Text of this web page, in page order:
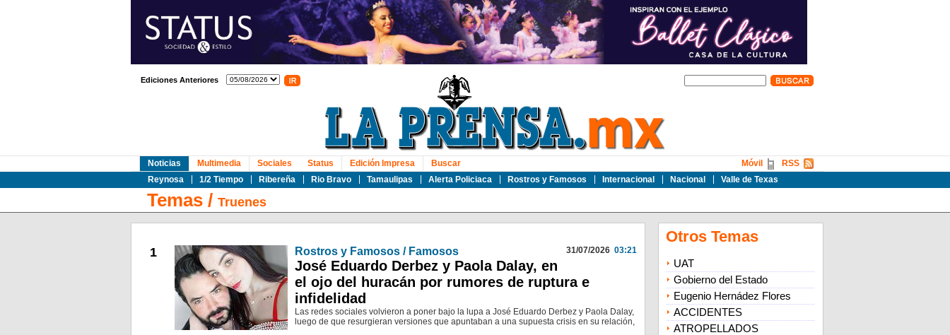
Ediciones Anteriores
Noticias
Reynosa
1/2 Tiempo Ribereña Rio Bravo Tamaulipas Alerta Policiaca Rostros y Famosos Internacional Nacional Valle de Texas
Multimedia Sociales Status Edición Impresa Buscar RSS
Móvil
Temas/ Truenes
1 Rostros y Famosos / Famosos 31/07/202603:21
José Eduardo Derbez y Paola Dalay, en
el ojo del huracán por rumores de ruptura e
infidelidad
Las redes sociales volvieron a poner bajo la lupa a José Eduardo Derbez y Paola Dalay,
luego de que resurgieran versiones que apuntaban a una supuesta crisis en su relación,
Otros Temas
UAT
Gobierno del Estado
Eugenio Hernádez Flores
ACCIDENTES
ATROPELLADOS